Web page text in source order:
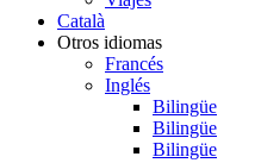
Català
Otros idiomas
Francés
Inglés
Bilingüe
Bilingüe
Bilingüe